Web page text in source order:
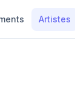
Artistes